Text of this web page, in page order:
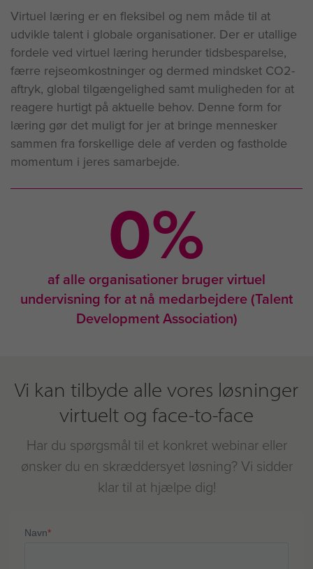
Virtuel læring er en fleksibel og nem måde til at
udvikle talent i globale organisationer. Der er utallige
fordele ved virtuel læring herunder tidsbesparelse,
færre rejseomkostninger og dermed mindsket CO2-
aftryk, global tilgængelighed samt muligheden for at
reagere hurtigt på aktuelle behov. Denne form for
læring gør det muligt for jer at bringe mennesker
sammen fra forskellige dele af verden og fastholde
momentum i jeres samarbejde.
0%
af alle organisationer bruger virtuel
undervisning for at nå medarbejdere (Talent
Development Association)
Vi kan tilbyde alle vores løsninger
virtuelt og face-to-face
Har du spørgsmål til et konkret webinar eller
ønsker du en skræddersyet løsning? Vi sidder
klar til at hjælpe dig!